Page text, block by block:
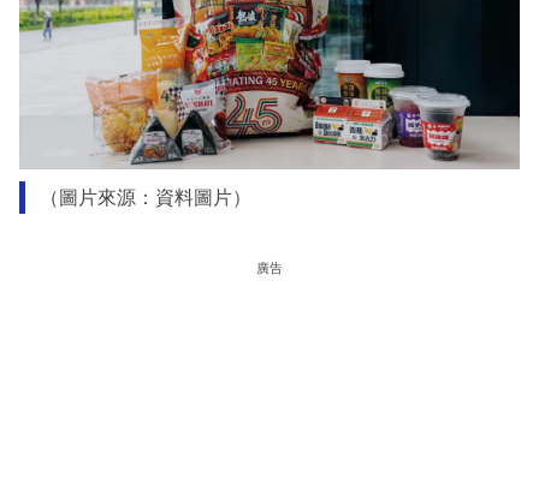
（圖片來源：資料圖片）
廣告